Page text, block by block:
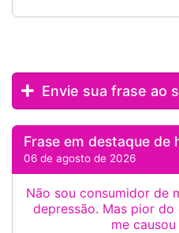
Envie sua frase ao
Frase em destaque de
06 de agosto de 2026
Não sou consumidor de
depressão. Mas pior
me